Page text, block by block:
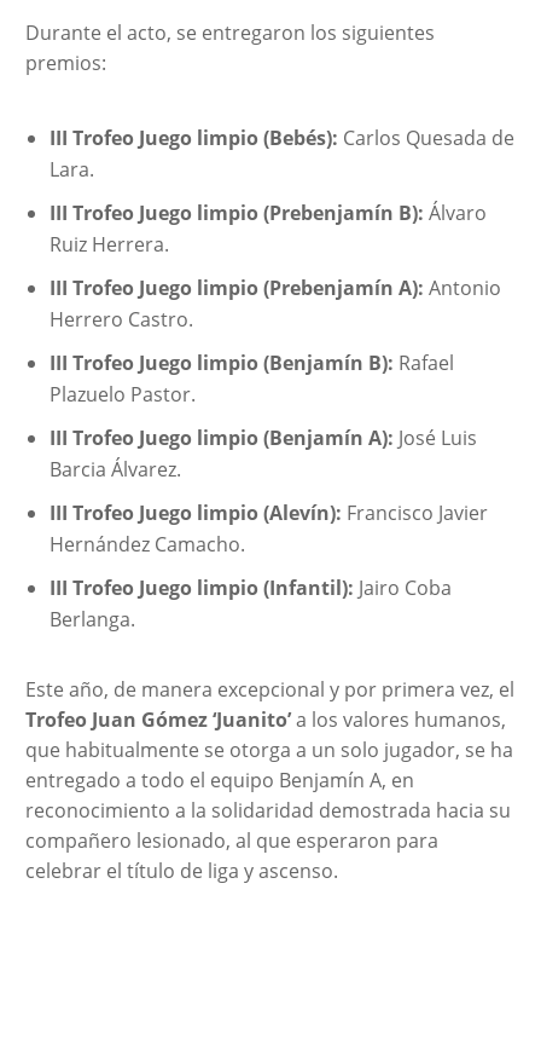
Durante el acto, se entregaron los siguientes
premios:
III Trofeo Juego limpio (Bebés): Carlos Quesada de
Lara.
III Trofeo Juego limpio (Prebenjamín B): Álvaro
Ruiz Herrera.
III Trofeo Juego limpio (Prebenjamín A): Antonio
Herrero Castro.
III Trofeo Juego limpio (Benjamín B): Rafael
Plazuelo Pastor.
III Trofeo Juego limpio (Benjamín A): José Luis
Barcia Álvarez.
III Trofeo Juego limpio (Alevín): Francisco Javier
Hernández Camacho.
III Trofeo Juego limpio (Infantil): Jairo Coba
Berlanga.
Este año, de manera excepcional y por primera vez, el
Trofeo Juan Gómez ‘Juanito’a los valores humanos,
que habitualmente se otorga a un solo jugador, se ha
entregado a todo el equipo Benjamín A, en
reconocimiento a la solidaridad demostrada hacia su
compañero lesionado, al que esperaron para
celebrar el título de liga y ascenso.